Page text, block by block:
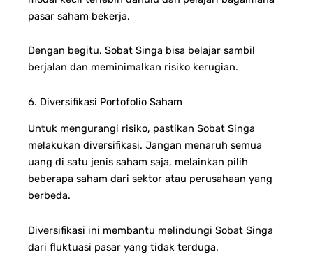
pasar saham bekerja.
Dengan begitu, Sobat Singa bisa belajar sambil
berjalan dan meminimalkan risiko kerugian.
6. Diversifikasi Portofolio Saham
Untuk mengurangi risiko, pastikan Sobat Singa
melakukan diversifikasi. Jangan menaruh semua
uang di satu jenis saham saja, melainkan pilih
beberapa saham dari sektor atau perusahaan yang
berbeda.
Diversifikasi ini membantu melindungi Sobat Singa
dari fluktuasi pasar yang tidak terduga.